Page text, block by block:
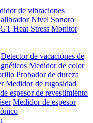
de vibraciones
Nivel Sonoro
Heat Stress Monitor
Detector de vacaciones de
Medidor de color
Probador de dureza
Medidor de rugosidad
espesor de revestimiento
Medidor de espesor